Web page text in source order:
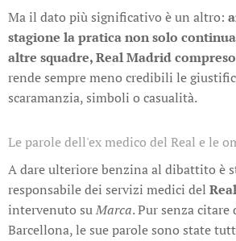
Ma il dato più significativo è un altro:
stagione la pratica non solo
altre squadre, Real Madrid compreso
rende sempre meno credibili le
scaramanzia, simboli o casualità.
Le parole dell'ex medico del Real e le
A dare ulteriore benzina al dibattito è
responsabile dei servizi medici del
intervenuto suMarca. Pur senza
Barcellona, le sue parole sono state